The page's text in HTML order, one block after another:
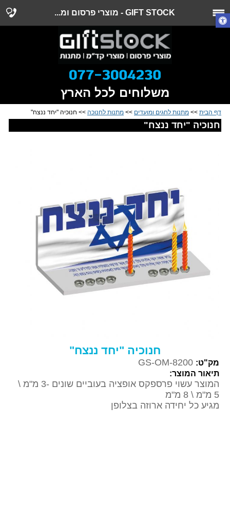
GIFT STOCK - מוצרי פרסום ומ...
משלוחים לכל הארץ
דף הבית >> מתנות לחגים ומועדים >> מתנות לחנוכה >> חנוכיה "יחד ננצח"
חנוכיה "יחד ננצח"
חנוכיה "יחד ננצח"
מק"ט: GS-OM-8200
תיאור המוצר:
המוצר עשוי פרספקס אופציה בעוביים שונים -3 מ"מ \
5 מ"מ \ 8 מ"מ
מגיע כל יחידה ארוזה בצלופן